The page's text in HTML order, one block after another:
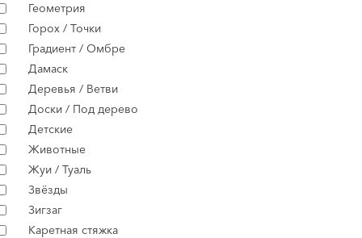
Геометрия
Горох / Точки
Градиент / Омбре
Дамаск
Деревья / Ветви
Доски / Под дерево
Детские
Животные
Жуи / Туаль
Звёзды
Зигзаг
Каретная стяжка